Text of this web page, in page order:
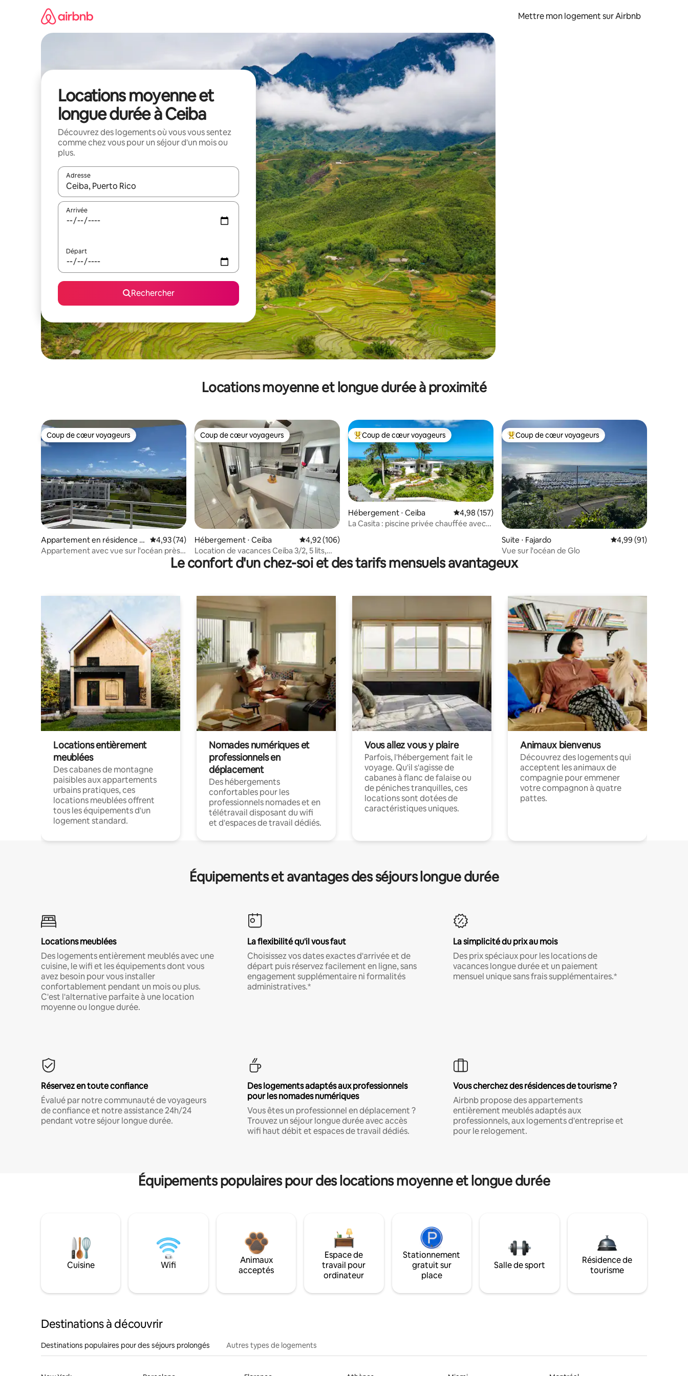
Mettre mon logement sur Airbnb
Locations moyenne et
longue durée à Ceiba
Découvrez des logements où vous vous sentez
comme chez vous pour un séjour d'un mois ou
plus.
Adresse
Lorsque les résultats s'affichent, utilisez les flèches vers le haut et vers le bas pour les parcourir ou en appuyant et en faisant glisser.
Arrivée
Départ
Rechercher
Locations moyenne et longue durée à proximité
Coup de cœur voyageurs
Coup de cœur voyageurs
Appartement en résidence ⋅
Machos
Évaluation moyenne sur la base de 74 commentaires : 4,93 sur 5
4,93 (74)
Appartement avec vue sur l'océan près
Coup de cœur voyageurs
Coup de cœur voyageurs
Hébergement ⋅ Ceiba Évaluation moyenne sur la base de 106 commentaires : 4,92 sur 5
4,92 (106)
Location de vacances Ceiba 3/2, 5 lits,
parking gratuit
Coups de cœur voyageurs les plus appréciés
Coup de cœur voyageurs
Hébergement ⋅ Ceiba Évaluation moyenne sur la base de 157 commentaires : 4,98 sur 5
4,98 (157)
La Casita : piscine privée chauffée avec
Coups de cœur voyageurs les plus appréciés
Coup de cœur voyageurs
Suite ⋅ Fajardo Évaluation moyenne
4,99 (91)
Vue sur l'océan de Glo
Le confort d'un chez-soi et des tarifs mensuels avantageux
Locations entièrement
meublées
Des cabanes de montagne
paisibles aux appartements
urbains pratiques, ces
locations meublées offrent
tous les équipements d'un
logement standard.
Nomades numériques et
professionnels en
déplacement
Des hébergements
confortables pour les
professionnels nomades et en
télétravail disposant du wifi
et d'espaces de travail dédiés.
Vous allez vous y plaire
Parfois, l'hébergement fait le
voyage. Qu'il s'agisse de
cabanes à flanc de falaise ou
de péniches tranquilles, ces
locations sont dotées de
caractéristiques uniques.
Animaux bienvenus
Découvrez des logements qui
acceptent les animaux de
compagnie pour emmener
votre compagnon à quatre
pattes.
Équipements et avantages des séjours longue durée
Locations meublées
Des logements entièrement meublés avec une
cuisine, le wifi et les équipements dont vous
avez besoin pour vous installer
confortablement pendant un mois ou plus.
C'est l'alternative parfaite à une location
moyenne ou longue durée.
La flexibilité qu'il vous faut
Choisissez vos dates exactes d'arrivée et de
départ puis réservez facilement en ligne, sans
engagement supplémentaire ni formalités
administratives.*
La simplicité du prix au mois
Des prix spéciaux pour les locations de
vacances longue durée et un paiement
mensuel unique sans frais supplémentaires.*
Réservez en toute confiance
Évalué par notre communauté de voyageurs
de confiance et notre assistance 24h/24
pendant votre séjour longue durée.
Des logements adaptés aux professionnels
pour les nomades numériques
Vous êtes un professionnel en déplacement ?
Trouvez un séjour longue durée avec accès
wifi haut débit et espaces de travail dédiés.
Vous cherchez des résidences de tourisme ?
Airbnb propose des appartements
entièrement meublés adaptés aux
professionnels, aux logements d'entreprise et
pour le relogement.
Équipements populaires pour des locations moyenne et longue durée
Cuisine Wifi
Animaux
acceptés
Espace de
travail pour
ordinateur
Stationnement
gratuit sur
place
Salle de sport
Résidence de
tourisme
Destinations à découvrir
Destinations populaires pour des séjours prolongés Autres types de logements